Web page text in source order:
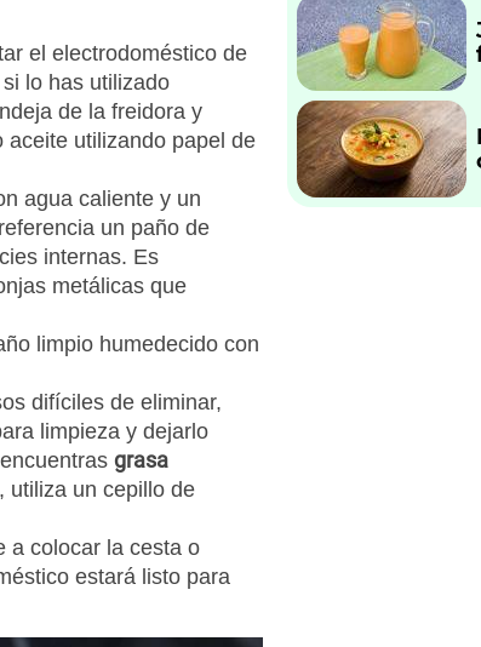
el electrodoméstico de
lo has utilizado
de la freidora y
utilizando papel de
agua caliente y un
un paño de
internas. Es
metálicas que
limpio humedecido con
difíciles de eliminar,
limpieza y dejarlo
grasa
utiliza un cepillo de
a colocar la cesta o
estará listo para